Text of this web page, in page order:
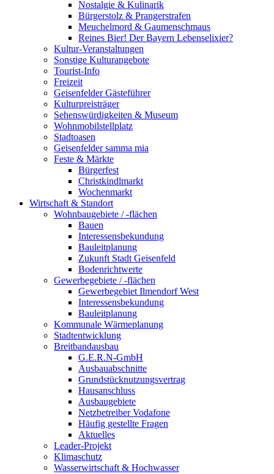
Nostalgie & Kulinarik
Bürgerstolz & Prangerstrafen
Meuchelmord & Gaumenschmaus
Reines Bier! Der Bayern Lebenselixier?
Kultur-Veranstaltungen
Sonstige Kulturangebote
Tourist-Info
Freizeit
Geisenfelder Gästeführer
Kulturpreisträger
Sehenswürdigkeiten & Museum
Wohnmobilstellplatz
Stadtoasen
Geisenfelder samma mia
Feste & Märkte
Bürgerfest
Christkindlmarkt
Wochenmarkt
Wirtschaft & Standort
Wohnbaugebiete / -flächen
Bauen
Interessensbekundung
Bauleitplanung
Zukunft Stadt Geisenfeld
Bodenrichtwerte
Gewerbegebiete / -flächen
Gewerbegebiet Ilmendorf West
Interessensbekundung
Bauleitplanung
Kommunale Wärmeplanung
Stadtentwicklung
Breitbandausbau
G.E.R.N-GmbH
Ausbauabschnitte
Grundstücknutzungsvertrag
Hausanschluss
Ausbaugebiete
Netzbetreiber Vodafone
Häufig gestellte Fragen
Aktuelles
Leader-Projekt
Klimaschutz
Wasserwirtschaft & Hochwasser